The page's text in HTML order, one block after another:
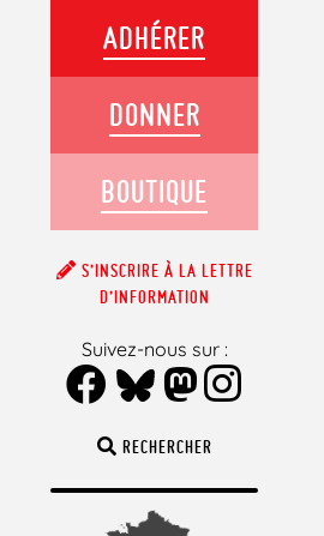
RECHERCHER
ADHÉRER
DONNER
BOUTIQUE
S’INSCRIRE À LA LETTRE
D’INFORMATION
Suivez-nous sur :